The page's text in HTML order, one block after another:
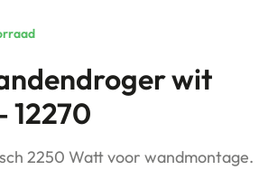
advies
wit
12270
2250 Watt voor wandmontage.